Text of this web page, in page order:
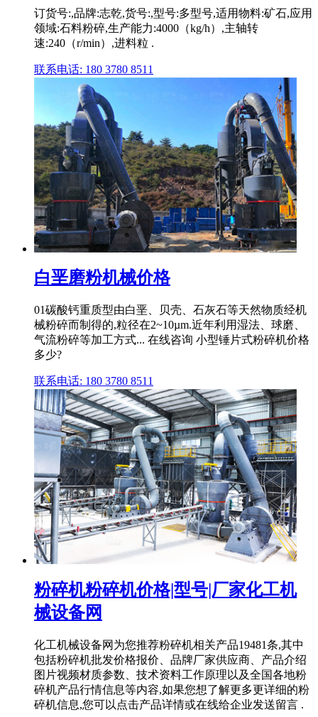
订货号:,品牌:志乾,货号:,型号:多型号,适用物料:矿石,应用
领域:石料粉碎,生产能力:4000（kg/h）,主轴转
速:240（r/min）,进料粒 .
联系电话: 180 3780 8511
白垩磨粉机械价格
01碳酸钙重质型由白垩、贝壳、石灰石等天然物质经机
械粉碎而制得的,粒径在2~10µm.近年利用湿法、球磨、
气流粉碎等加工方式... 在线咨询 小型锤片式粉碎机价格
多少?
联系电话: 180 3780 8511
粉碎机粉碎机价格|型号|厂家化工机
械设备网
化工机械设备网为您推荐粉碎机相关产品19481条,其中
包括粉碎机批发价格报价、品牌厂家供应商、产品介绍
图片视频材质参数、技术资料工作原理以及全国各地粉
碎机产品行情信息等内容,如果您想了解更多更详细的粉
碎机信息,您可以点击产品详情或在线给企业发送留言 .